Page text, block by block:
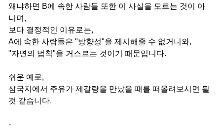
왜냐하면 B에 속한 사람들 또한 이 사실을 모르는 것이 아
니며,
보다 결정적인 이유로는,
A에 속한 사람들은 "방향성"을 제시해줄 수 없거니와,
"자연의 법칙"을 거스르는 것이기 때문입니다.
쉬운 예로,
삼국지에서 주유가 제갈량을 만났을 때를 떠올려보시면 될
것 같습니다.
-